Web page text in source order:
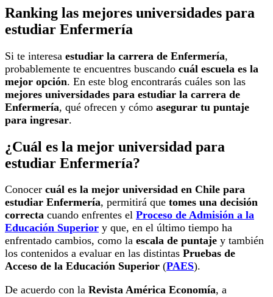
Ranking las mejores universidades para
estudiar Enfermería
Si te interesa estudiar la carrera de Enfermería,
probablemente te encuentres buscando cuál escuela es la
mejor opción. En este blog encontrarás cuáles son las
mejores universidades para estudiar la carrera de
Enfermería, qué ofrecen y cómo asegurar tu puntaje
para ingresar.
¿Cuál es la mejor universidad para
estudiar Enfermería?
Conocer cuál es la mejor universidad en Chile para
estudiar Enfermería, permitirá que tomes una decisión
correcta cuando enfrentes el Proceso de Admisión a la
Educación Superior y que, en el último tiempo ha
enfrentado cambios, como la escala de puntaje y también
los contenidos a evaluar en las distintas Pruebas de
Acceso de la Educación Superior (PAES).
De acuerdo con la Revista América Economía, a